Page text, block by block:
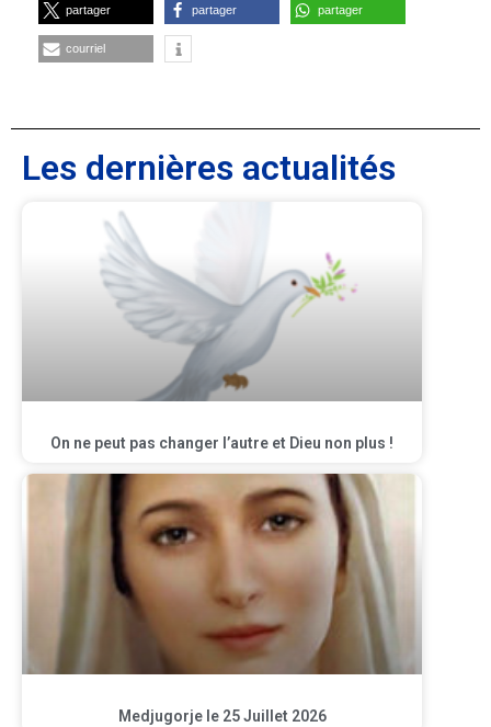
partager partager partager
courriel
Les dernières actualités
On ne peut pas changer l’autre et Dieu non plus !
Medjugorje le 25 Juillet 2026